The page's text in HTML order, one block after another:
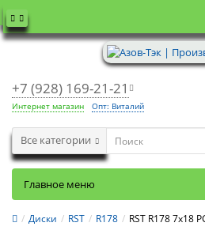
+7 (928) 169-21-21
Интернет магазин Опт: Виталий
Все категории
Главное меню
Диски RST R178 RST R178 7x18